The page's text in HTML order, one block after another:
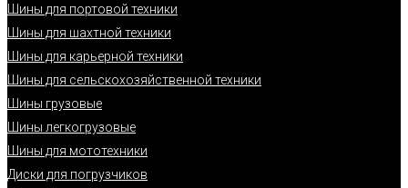
Шины для портовой техники
Шины для шахтной техники
Шины для карьерной техники
Шины для сельскохозяйственной техники
Шины грузовые
Шины легкогрузовые
Шины для мототехники
Диски для погрузчиков